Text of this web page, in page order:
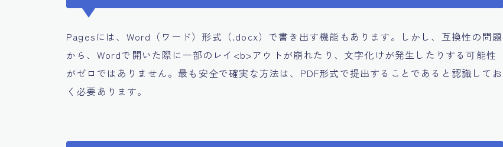
Pagesには、Word（ワード）形式（.docx）で書き出す機能もあります。しかし、互換性の問題
から、Wordで開いた際に一部のレイ<b>アウトが崩れたり、文字化けが発生したりする可能性
がゼロではありません。最も安全で確実な方法は、PDF形式で提出することであると認識してお
く必要あります。